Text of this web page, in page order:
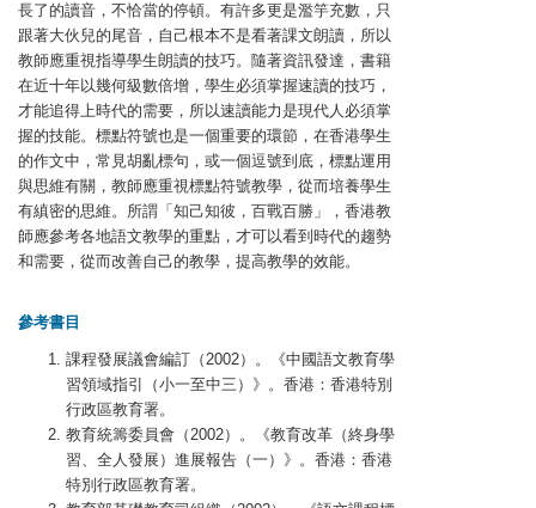
長了的讀音，不恰當的停頓。有許多更是濫竽充數，只
跟著大伙兒的尾音，自己根本不是看著課文朗讀，所以
教師應重視指導學生朗讀的技巧。隨著資訊發達，書籍
在近十年以幾何級數倍增，學生必須掌握速讀的技巧，
才能追得上時代的需要，所以速讀能力是現代人必須掌
握的技能。標點符號也是一個重要的環節，在香港學生
的作文中，常見胡亂標句，或一個逗號到底，標點運用
與思維有關，教師應重視標點符號教學，從而培養學生
有縝密的思維。所謂「知己知彼，百戰百勝」，香港教
師應參考各地語文教學的重點，才可以看到時代的趨勢
和需要，從而改善自己的教學，提高教學的效能。
參考書目
課程發展議會編訂（2002）。《中國語文教育學
習領域指引（小一至中三）》。香港：香港特別
行政區教育署。
教育統籌委員會（2002）。《教育改革（終身學
習、全人發展）進展報告（一）》。香港：香港
特別行政區教育署。